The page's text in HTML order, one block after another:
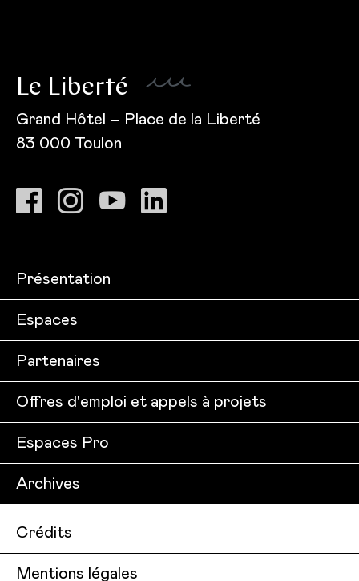
Le Liberté
Grand Hôtel – Place de la Liberté
83 000 Toulon
Présentation
Espaces
Partenaires
Offres d'emploi et appels à projets
Espaces Pro
Archives
Crédits
Mentions légales